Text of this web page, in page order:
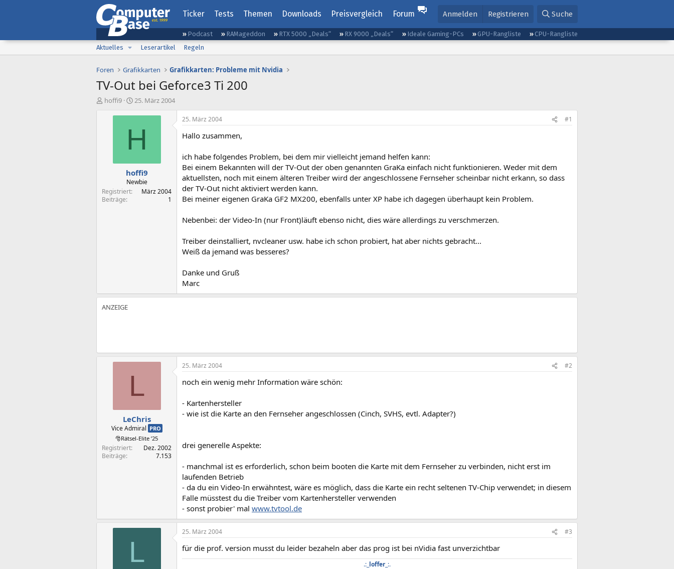
Ticker Tests Themen Downloads Preisvergleich Forum Anmelden Registrieren Suche
Podcast RAMageddon RTX 5000 „Deals“ RX 9000 „Deals“ Ideale Gaming-PCs GPU-Rangliste
CPU-Rangliste
Aktuelles
Leserartikel Regeln
Foren Grafikkarten Grafikkarten: Probleme mit Nvidia
TV-Out bei Geforce3 Ti 200
E
hoffi9
E
s
e
t
a
m
25. März 2004
H
hoffi9
Newbie
Registriert
März 2004
Beiträge
1
25. März 2004 #1
Hallo zusammen,
ich habe folgendes Problem, bei dem mir vielleicht jemand helfen kann:
Bei einem Bekannten will der TV-Out der oben genannten GraKa einfach nicht funktionieren. Weder mit dem
aktuellsten, noch mit einem älteren Treiber wird der angeschlossene Fernseher scheinbar nicht erkann, so dass
der TV-Out nicht aktiviert werden kann.
Bei meiner eigenen GraKa GF2 MX200, ebenfalls unter XP habe ich dagegen überhaupt kein Problem.
Nebenbei: der Video-In (nur Front)läuft ebenso nicht, dies wäre allerdings zu verschmerzen.
Treiber deinstalliert, nvcleaner usw. habe ich schon probiert, hat aber nichts gebracht...
Weiß da jemand was besseres?
Danke und Gruß
Marc
L
LeChris
Vice Admiral PRO
🎅Rätsel-Elite ’25
Registriert
Dez. 2002
Beiträge
7.153
25. März 2004 #2
noch ein wenig mehr Information wäre schön:
- Kartenhersteller
- wie ist die Karte an den Fernseher angeschlossen (Cinch, SVHS, evtl. Adapter?)
drei generelle Aspekte:
- manchmal ist es erforderlich, schon beim booten die Karte mit dem Fernseher zu verbinden, nicht erst im
laufenden Betrieb
- da du ein Video-In erwähntest, wäre es möglich, dass die Karte ein recht seltenen TV-Chip verwendet; in diesem
Falle müsstest du die Treiber vom Kartenhersteller verwenden
- sonst probier' mal www.tvtool.de
L
25. März 2004 #3
für die prof. version musst du leider bezaheln aber das prog ist bei nVidia fast unverzichtbar
.:_ loffer_:.